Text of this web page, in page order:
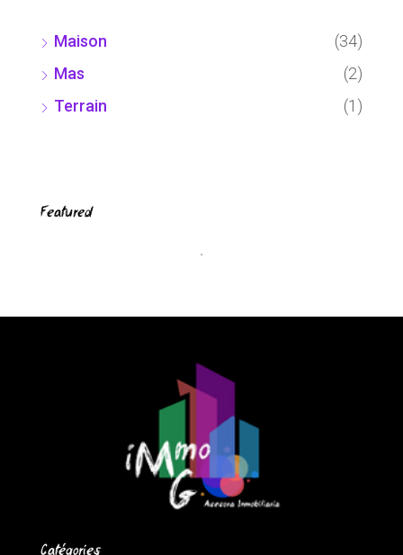
Maison
(34)
Mas
(2)
Terrain
(1)
Featured
Catégories